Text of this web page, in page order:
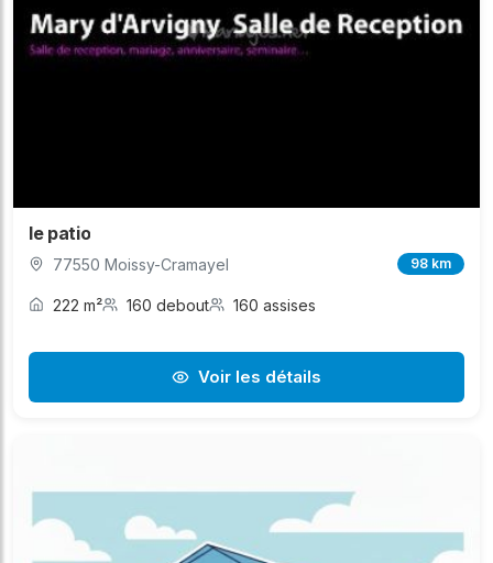
le patio
77550 Moissy-Cramayel 98 km
222 m² 160 debout 160 assises
Voir les détails